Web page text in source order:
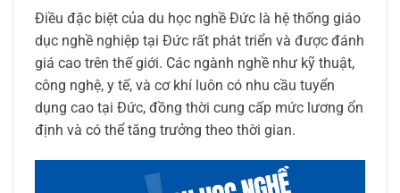
Điều đặc biệt của du học nghề Đức là hệ thống giáo
dục nghề nghiệp tại Đức rất phát triển và được đánh
giá cao trên thế giới. Các ngành nghề như kỹ thuật,
công nghệ, y tế, và cơ khí luôn có nhu cầu tuyển
dụng cao tại Đức, đồng thời cung cấp mức lương ổn
định và có thể tăng trưởng theo thời gian.